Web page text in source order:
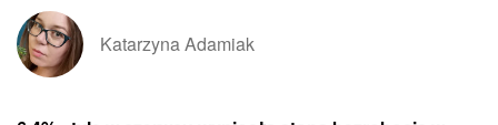
Katarzyna Adamiak